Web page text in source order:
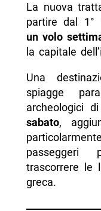
La nuova
partire dal 1°
un volo
la capitale
Una
spiagge
archeologici
sabato,
passeggeri
trascorrere le
greca.